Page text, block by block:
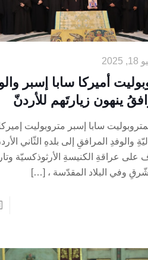
أميركا سابا إسبر
ينهون زيارتَهم للأردنّ
سابا إسبر متروبوليت
والوفدِ المرافقِ إلى بلدهِ الثّاني
على عراقةِ الكنيسةِ الأرثوذكسيّة
وفي البلاد المقدّسة ، […]